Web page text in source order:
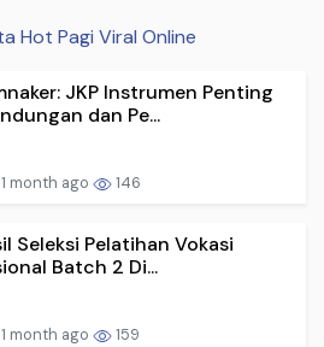
Hot Pagi Viral Online
JKP Instrumen Penting
dan Pe...
1 month ago 146
Seleksi Pelatihan Vokasi
Batch 2 Di...
1 month ago 159